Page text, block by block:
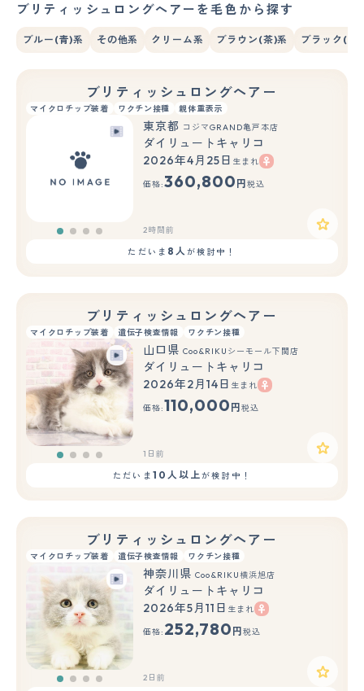
ブリティッシュロングヘアーを毛色から探す
ブルー(青)系 その他系 クリーム系 ブラウン(茶)系 ブラック(黒)
ブリティッシュロングヘアー
マイクロチップ装着 ワクチン接種 親体重表示
東京都 コジマGRAND亀戸本店
ダイリュートキャリコ
2026年4月25日 生まれ
価格:360,800 円 税込
2時間前
ただいま 8人が検討中！
ブリティッシュロングヘアー
マイクロチップ装着 遺伝子検査情報 ワクチン接種
山口県 Coo&RIKUシーモール下関店
ダイリュートキャリコ
2026年2月14日 生まれ
価格:110,000 円 税込
1日前
ただいま 10人以上が検討中！
ブリティッシュロングヘアー
マイクロチップ装着 遺伝子検査情報 ワクチン接種
神奈川県 Coo&RIKU横浜旭店
ダイリュートキャリコ
2026年5月11日 生まれ
価格: 252,780 円 税込
2日前